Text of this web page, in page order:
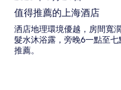
值得推薦的上海酒店
洒店地理環境優越，房間寬
髮水沐浴露，旁晚6一點至
推薦。